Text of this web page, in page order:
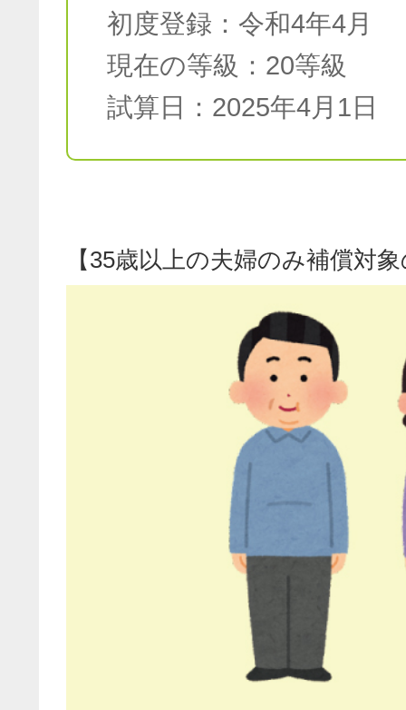
初度登録：令和4年4月
現在の等級：20等級
試算日：2025年4月1日
【35歳以上の夫婦のみ補償対